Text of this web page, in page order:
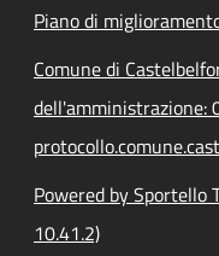
Piano di
Comune di
dell'amministrazione:
Powered by Sportello
10.41.2)